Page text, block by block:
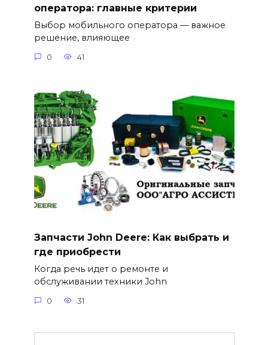
оператора: главные критерии
Выбор мобильного оператора — важное
решение, влияющее
0 41
Запчасти John Deere: Как выбрать и
где приобрести
Когда речь идет о ремонте и
обслуживании техники John
0 31